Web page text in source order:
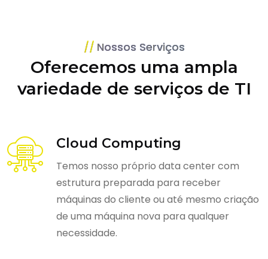
Nossos Serviços
Oferecemos uma ampla
variedade de serviços de TI
Cloud Computing
Temos nosso próprio data center com
estrutura preparada para receber
máquinas do cliente ou até mesmo criação
de uma máquina nova para qualquer
necessidade.